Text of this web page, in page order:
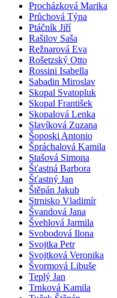
Procházková Marika
Průchová Týna
Ptáčník Jiří
Rašilov Saša
Režnarová Eva
Rošetzský Otto
Rossini Isabella
Sabadin Miroslav
Skopal Svatopluk
Skopal František
Skopalová Lenka
Slavíková Zuzana
Šoposki Antonio
Špráchalová Kamila
Stašová Simona
Šťastná Barbora
Šťastný Jan
Štěpán Jakub
Strnisko Vladimír
Švandová Jana
Švehlová Jarmila
Svobodová Ilona
Svojtka Petr
Svojtková Veronika
Švormová Libuše
Teplý Jan
Trnková Kamila